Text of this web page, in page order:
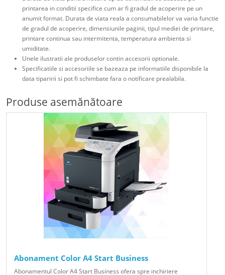
printarea in conditii specifice cum ar fi gradul de acoperire pe un
anumit format. Durata de viata reala a consumabilelor va varia functie
de gradul de acoperire, dimensiunile paginii, tipul mediei de printare,
printare continua sau intermitenta, temperatura ambienta si
umiditate.
Unele ilustratii ale produselor contin accesorii optionale.
Specificatiile si accesoriile se bazeaza pe informatiile disponibile la
data tiparirii si pot fi schimbate fara o notificare prealabila.
Produse asemănătoare
Abonament Color A4 Start Business
Abonamentul Color A4 Start Business ofera spre inchiriere